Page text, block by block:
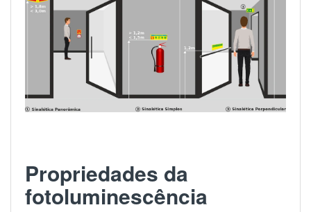
Propriedades da
fotoluminescência